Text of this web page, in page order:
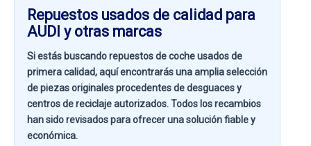
Repuestos usados de calidad para
AUDI y otras marcas
Si estás buscandorepuestos de coche usados de
primera calidad, aquí encontrarás una amplia selección
de piezas originales procedentes de desguaces y
centros de reciclaje autorizados. Todos los recambios
han sido revisados para ofrecer una solución fiable y
económica.